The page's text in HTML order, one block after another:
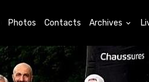
Photos Contacts Archives